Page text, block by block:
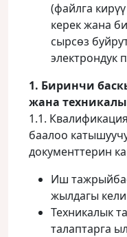
(файлга
керек жана
сырсөз
электрондук
1. Биринчи
жана
1.1.
баалоо
документтерин
Иш
жылдагы
Техникалык
талаптарга